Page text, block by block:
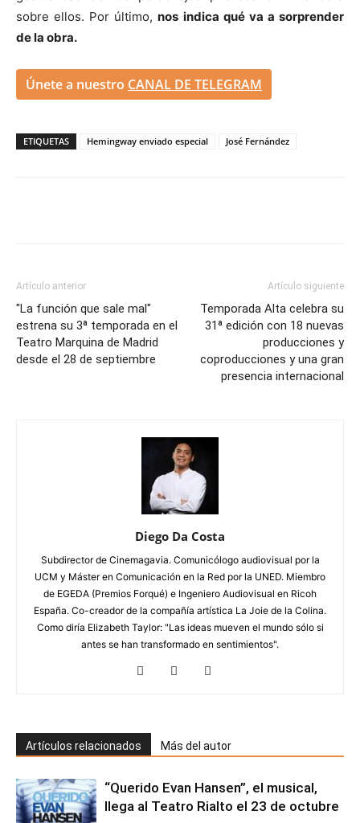
sobre ellos. Por último,nos indica qué va a sorprender
de la obra.
Únete a nuestro CANAL DE TELEGRAM
ETIQUETAS Hemingway enviado especial José Fernández
Artículo anterior
"La función que sale mal"
estrena su 3ª temporada en el
Teatro Marquina de Madrid
desde el 28 de septiembre
Artículo siguiente
Temporada Alta celebra su
31ª edición con 18 nuevas
producciones y
coproducciones y una gran
presencia internacional
Diego Da Costa
Subdirector de Cinemagavia. Comunicólogo audiovisual por la
UCM y Máster en Comunicación en la Red por la UNED. Miembro
de EGEDA (Premios Forqué) e Ingeniero Audiovisual en Ricoh
España. Co-creador de la compañía artística La Joie de la Colina.
Como diría Elizabeth Taylor: "Las ideas mueven el mundo sólo si
antes se han transformado en sentimientos".
Artículos relacionados Más del autor
“Querido Evan Hansen”, el musical,
llega al Teatro Rialto el 23 de octubre